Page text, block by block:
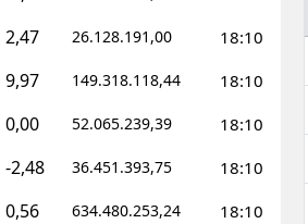
2,47 26.128.191,00 18:10
9,97 149.318.118,44 18:10
0,00 52.065.239,39 18:10
-2,48 36.451.393,75 18:10
0,56 634.480.253,24 18:10